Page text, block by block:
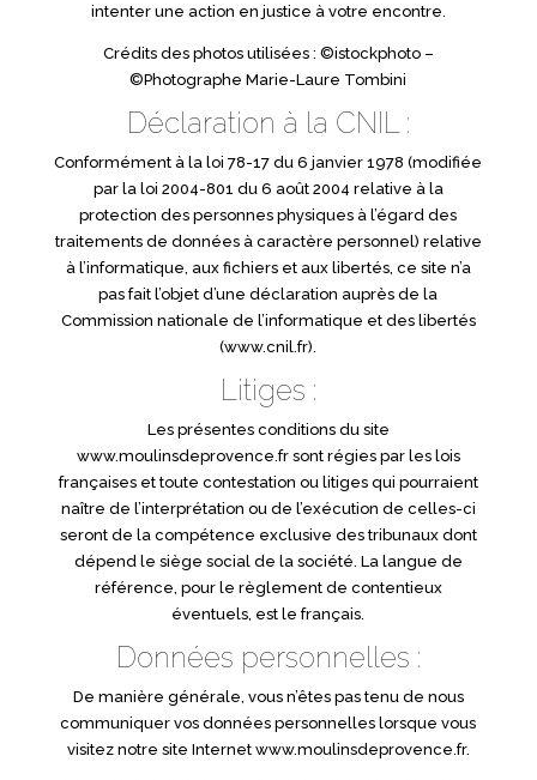
intenter une action en justice à votre encontre.
Crédits des photos utilisées : ©istockphoto –
©Photographe Marie-Laure Tombini
Déclaration à la CNIL :
Conformément à la loi 78-17 du 6 janvier 1978 (modifiée
par la loi 2004-801 du 6 août 2004 relative à la
protection des personnes physiques à l’égard des
traitements de données à caractère personnel) relative
à l’informatique, aux fichiers et aux libertés, ce site n’a
pas fait l’objet d’une déclaration auprès de la
Commission nationale de l’informatique et des libertés
(www.cnil.fr).
Litiges :
Les présentes conditions du site
www.moulinsdeprovence.fr sont régies par les lois
françaises et toute contestation ou litiges qui pourraient
naître de l’interprétation ou de l’exécution de celles-ci
seront de la compétence exclusive des tribunaux dont
dépend le siège social de la société. La langue de
référence, pour le règlement de contentieux
éventuels, est le français.
Données personnelles :
De manière générale, vous n’êtes pas tenu de nous
communiquer vos données personnelles lorsque vous
visitez notre site Internet www.moulinsdeprovence.fr.